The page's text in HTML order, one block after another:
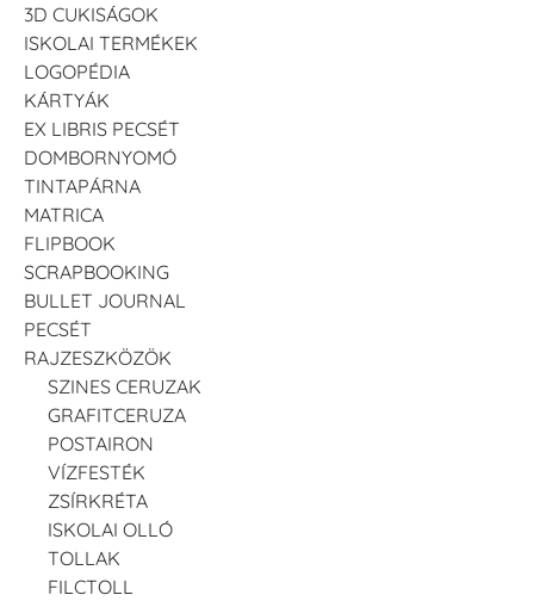
3D CUKISÁGOK
ISKOLAI TERMÉKEK
LOGOPÉDIA
KÁRTYÁK
EX LIBRIS PECSÉT
DOMBORNYOMÓ
TINTAPÁRNA
MATRICA
FLIPBOOK
SCRAPBOOKING
BULLET JOURNAL
PECSÉT
RAJZESZKÖZÖK
SZINES CERUZAK
GRAFITCERUZA
POSTAIRON
VÍZFESTÉK
ZSÍRKRÉTA
ISKOLAI OLLÓ
TOLLAK
FILCTOLL